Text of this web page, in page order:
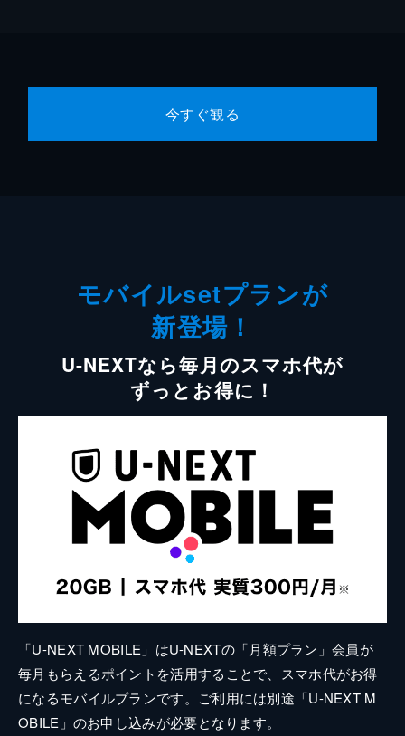
今すぐ観る
モバイルsetプランが
新登場！
U-NEXTなら毎月のスマホ代が
ずっとお得に！
「U-NEXT MOBILE」はU-NEXTの「月額プラン」会員が
毎月もらえるポイントを活用することで、スマホ代がお得
になるモバイルプランです。ご利用には別途「U-NEXT M
OBILE」のお申し込みが必要となります。